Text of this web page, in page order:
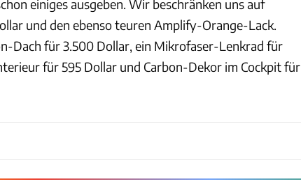
einiges ausgeben. Wir beschränken uns auf
und den ebenso teuren Amplify-Orange-Lack.
Dach für 3.500 Dollar, ein Mikrofaser-Lenkrad für
für 595 Dollar und Carbon-Dekor im Cockpit für